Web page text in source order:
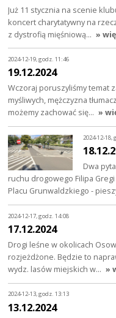
Już 11 stycznia na scenie
koncert charytatywny na
z dystrofią mięśniową… »
2024-12-19, godz. 11:46
19.12.2024
Wczoraj poruszyliśmy temat
myśliwych, mężczyzna
możemy zachować się… »
2024-12-18,
Dwa
ruchu drogowego Filipa
Placu Grunwaldzkiego -
2024-12-17, godz. 14:08
17.12.2024
Drogi leśne w okolicach
rozjeżdżone. Będzie to
wydz. lasów miejskich w… »
2024-12-13, godz. 13:13
13.12.2024